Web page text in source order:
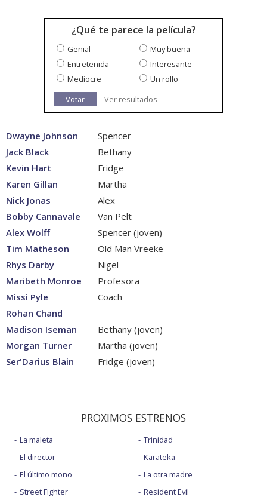
¿Qué te parece la película?
Genial
Muy buena
Entretenida
Interesante
Mediocre
Un rollo
Votar
Ver resultados
Dwayne Johnson
Spencer
Jack Black
Bethany
Kevin Hart
Fridge
Karen Gillan
Martha
Nick Jonas
Alex
Bobby Cannavale
Van Pelt
Alex Wolff
Spencer (joven)
Tim Matheson
Old Man Vreeke
Rhys Darby
Nigel
Maribeth Monroe
Profesora
Missi Pyle
Coach
Rohan Chand
Madison Iseman
Bethany (joven)
Morgan Turner
Martha (joven)
Ser'Darius Blain
Fridge (joven)
PROXIMOS ESTRENOS
La maleta
El director
El último mono
Street Fighter
Trinidad
Karateka
La otra madre
Resident Evil